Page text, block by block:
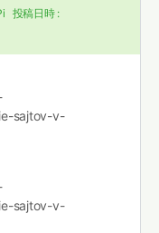
投稿日時 :
sajtov-v-
sajtov-v-